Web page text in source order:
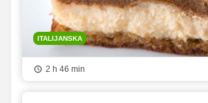
ITALIJANSKA
2 h 46 min